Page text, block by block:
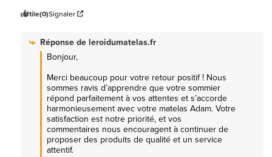
Utile(0)Signaler
Réponse deleroidumatelas.fr
Bonjour,
Merci beaucoup pour votre retour positif ! Nous
sommes ravis d’apprendre que votre sommier
répond parfaitement à vos attentes et s’accorde
harmonieusement avec votre matelas Adam. Votre
satisfaction est notre priorité, et vos
commentaires nous encouragent à continuer de
proposer des produits de qualité et un service
attentif.